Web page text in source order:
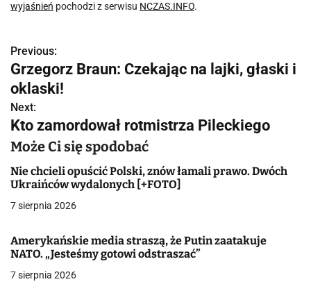
wyjaśnień pochodzi z serwisu NCZAS.INFO.
N
a
w
i
a
c
j
Previous:
Grzegorz Braun: Czekając na lajki, głaski i
oklaski!
Next:
Kto zamordował rotmistrza Pileckiego
Może Ci się spodobać
Nie chcieli opuścić Polski, znów łamali prawo. Dwóch
Ukraińców wydalonych [+FOTO]
7 sierpnia 2026
Amerykańskie media straszą, że Putin zaatakuje
NATO. „Jesteśmy gotowi odstraszać”
7 sierpnia 2026